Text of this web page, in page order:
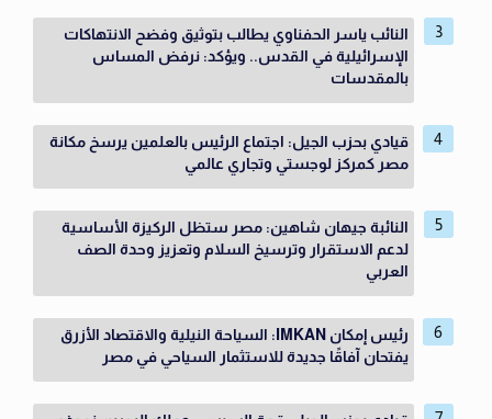
النائب ياسر الحفناوي يطالب بتوثيق وفضح الانتهاكات
الإسرائيلية في القدس.. ويؤكد: نرفض المساس
بالمقدسات
قيادي بحزب الجيل: اجتماع الرئيس بالعلمين يرسخ مكانة
مصر كمركز لوجستي وتجاري عالمي
النائبة جيهان شاهين: مصر ستظل الركيزة الأساسية
لدعم الاستقرار وترسيخ السلام وتعزيز وحدة الصف
العربي
رئيس إمكان IMKAN: السياحة النيلية والاقتصاد الأزرق
يفتحان آفاقًا جديدة للاستثمار السياحي في مصر